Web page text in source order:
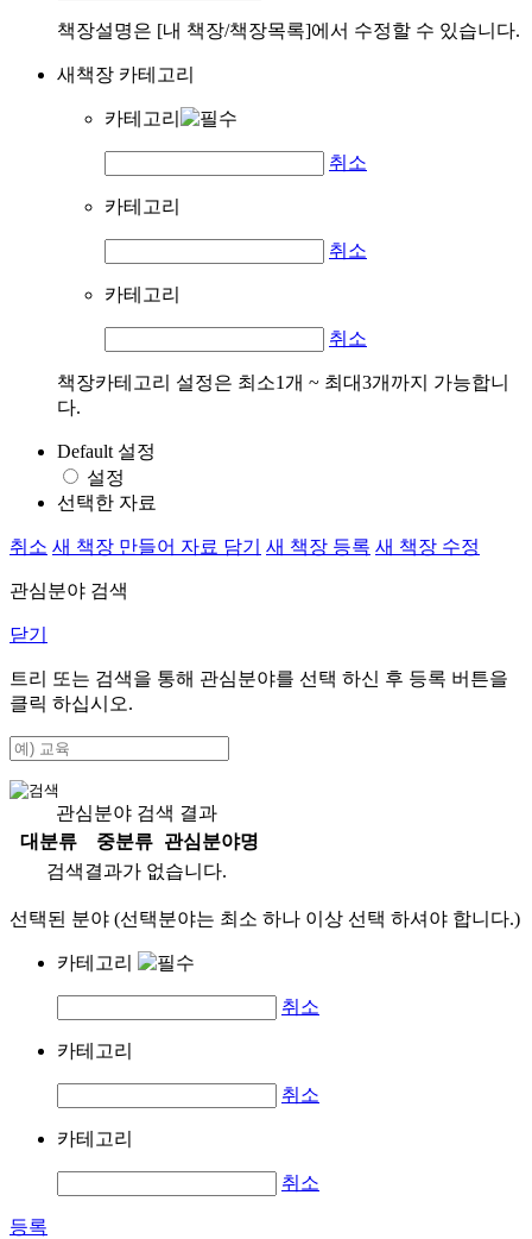
책장설명은 [내 책장/책장목록]에서 수정할 수 있습니다.
새책장 카테고리
카테고리
취소
카테고리
취소
카테고리
취소
책장카테고리 설정은 최소1개 ~ 최대3개까지 가능합니
다.
Default 설정
설정
선택한 자료
취소 새 책장 만들어 자료 담기 새 책장 등록 새 책장 수정
관심분야 검색
닫기
트리 또는 검색을 통해 관심분야를 선택 하신 후 등록 버튼을
클릭 하십시오.
관심분야 검색 결과
대분류
중분류
관심분야명
검색결과가 없습니다.
선택된 분야 (선택분야는 최소 하나 이상 선택 하셔야 합니다.)
카테고리
취소
카테고리
취소
카테고리
취소
등록